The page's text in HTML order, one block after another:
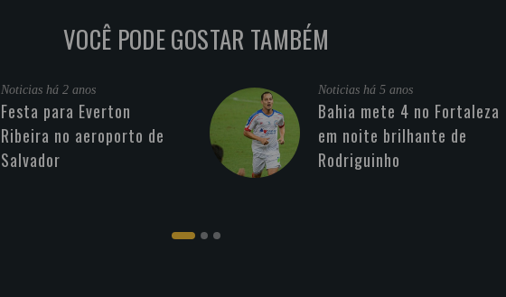
VOCÊ PODE GOSTAR TAMBÉM
Noticias há 2 anos
Festa para Everton
Ribeira no aeroporto de
Salvador
Noticias há 5 anos
Bahia mete 4 no Fortaleza
em noite brilhante de
Rodriguinho